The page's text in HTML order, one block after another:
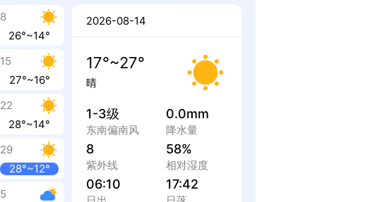
8
26°~14°
15
27°~16°
22
28°~14°
29
28°~12°
5
2026-08-14
17°~27°
晴
1-3级
东南偏南风
0.0mm
降水量
8
紫外线
58%
相对湿度
06:10 17:42